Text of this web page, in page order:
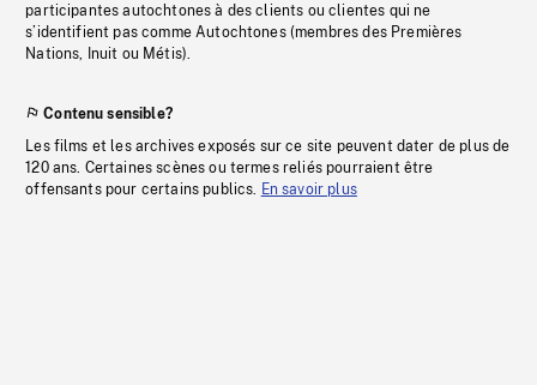
participantes autochtones à des clients ou clientes qui ne
s’identifient pas comme Autochtones (membres des Premières
Nations, Inuit ou Métis).
Contenu sensible?
Les films et les archives exposés sur ce site peuvent dater de plus de
120 ans. Certaines scènes ou termes reliés pourraient être
offensants pour certains publics. En savoir plus